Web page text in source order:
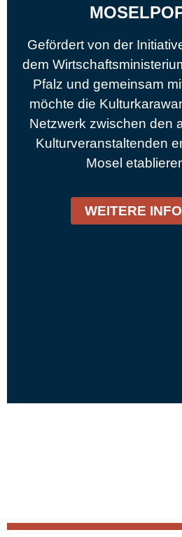
Gefördert von der
dem
Pfalz und gemeinsam
möchte die
Netzwerk zwischen den
Kulturveranstaltenden
Mosel
WEITERE